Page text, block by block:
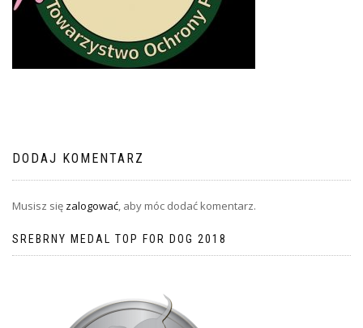
DODAJ KOMENTARZ
Musisz się zalogować, aby móc dodać komentarz.
SREBRNY MEDAL TOP FOR DOG 2018